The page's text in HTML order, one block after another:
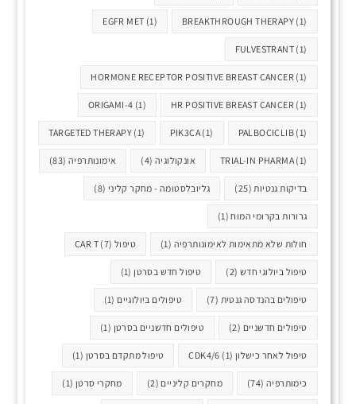
BREAKTHROUGH THERAPY(1)
EGFR MET (1)
FULVESTRANT(1)
HORMONE RECEPTOR POSITIVE BREAST CANCER(1)
HR POSITIVE BREAST CANCER(1)
ORIGAMI-4 (1)
PALBOCICLIB(1)
PIK3CA(1)
TARGETED THERAPY(1)
TRIAL-IN PHARMA(1) אונקולוגיה (4) אימונותרפיה (83)
בדיקות גנטיות (25) גליובלסטומה - מחקר קליני (8)
גרורות בקרומי המוח(1)
חולות שלא מתאימות לאימונותרפיה (1) טיפול CAR T (7)
טיפול ביולוגי חדש (2) טיפול חדש בסרטן(1)
טיפולים בהנדסה גנטית (7) טיפולים ביולוגיים (1)
טיפולים חדשניים (2) טיפולים חדשניים בסרטן (1)
טיפול לאחר כישלון CDK4/6 (1) טיפול מתקדם בסרטן (1)
כימותרפיה (74) מחקרים קליניים (2) מחקרי סרטן (1)